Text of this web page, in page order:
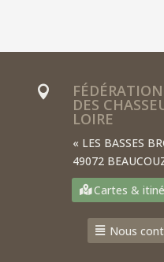

DES
LOIRE
« LES BASSES
49072
Cartes &
Nous